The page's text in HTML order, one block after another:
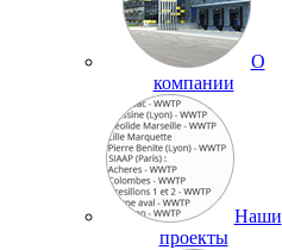
О
компании
Наши
проекты